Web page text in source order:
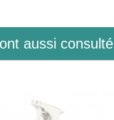
aussi consulté